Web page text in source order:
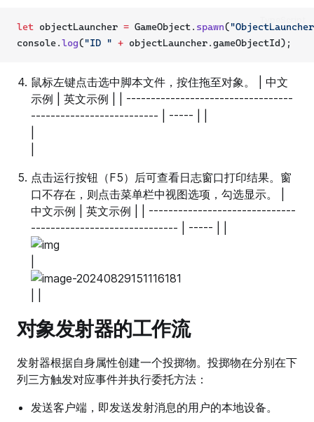
let objectLauncher = GameObject. spawn(
console.log("ID " + objectLauncher.gameObjectId);
鼠标左键点击选中脚本文件，按住拖至对象。 | 中文
示例 | 英文示例 | | ----------------------------------
-------------------------- | ----- | |
点击运行按钮（F5）后可查看日志窗口打印结果。窗
口不存在，则点击菜单栏中视图选项，勾选显示。 |
中文示例 | 英文示例 | | ------------------------------
------------------------------ | ----- | |
对象发射器的工作流
发射器根据自身属性创建一个投掷物。投掷物在分别在下
列三方触发对应事件并执行委托方法：
发送客户端，即发送发射消息的用户的本地设备。